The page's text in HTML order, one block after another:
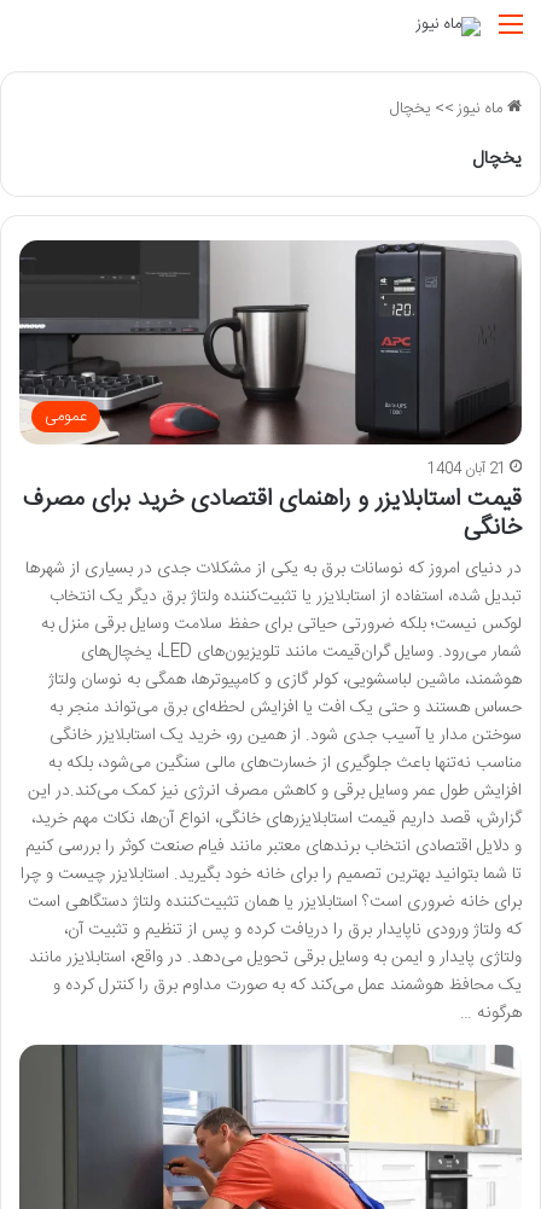
منو
ماه نیوز>> یخچال
یخچال
عمومی
21 آبان 1404
قیمت استابلایزر و راهنمای اقتصادی خرید برای مصرف
خانگی
در دنیای امروز که نوسانات برق به یکی از مشکلات جدی در بسیاری از شهرها
تبدیل شده، استفاده از استابلایزر یا تثبیت‌کننده ولتاژ برق دیگر یک انتخاب
لوکس نیست؛ بلکه ضرورتی حیاتی برای حفظ سلامت وسایل برقی منزل به
شمار می‌رود. وسایل گران‌قیمت مانند تلویزیون‌های LED، یخچال‌های
هوشمند، ماشین لباسشویی، کولر گازی و کامپیوترها، همگی به نوسان ولتاژ
حساس هستند و حتی یک افت یا افزایش لحظه‌ای برق می‌تواند منجر به
سوختن مدار یا آسیب جدی شود. از همین رو، خرید یک استابلایزر خانگی
مناسب نه‌تنها باعث جلوگیری از خسارت‌های مالی سنگین می‌شود، بلکه به
افزایش طول عمر وسایل برقی و کاهش مصرف انرژی نیز کمک می‌کند.در این
گزارش، قصد داریم قیمت استابلایزرهای خانگی، انواع آن‌ها، نکات مهم خرید،
و دلایل اقتصادی انتخاب برندهای معتبر مانند فیام صنعت کوثر را بررسی کنیم
تا شما بتوانید بهترین تصمیم را برای خانه خود بگیرید. استابلایزر چیست و چرا
برای خانه ضروری است؟ استابلایزر یا همان تثبیت‌کننده ولتاژ دستگاهی است
که ولتاژ ورودی ناپایدار برق را دریافت کرده و پس از تنظیم و تثبیت آن،
ولتاژی پایدار و ایمن به وسایل برقی تحویل می‌دهد. در واقع، استابلایزر مانند
یک محافظ هوشمند عمل می‌کند که به صورت مداوم برق را کنترل کرده و
هرگونه …